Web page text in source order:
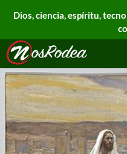
Dios, ciencia, espíritu,
Nos Rodea
Search